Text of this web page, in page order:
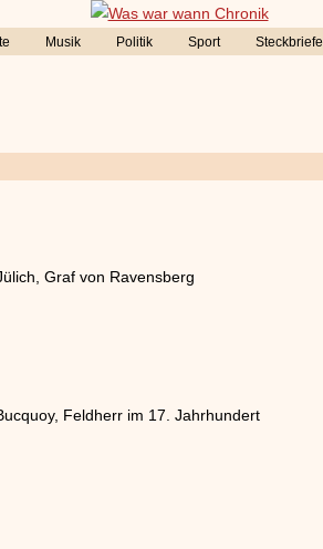
Musik Politik Sport Steckbriefe
Graf von Ravensberg
Feldherr im 17. Jahrhundert